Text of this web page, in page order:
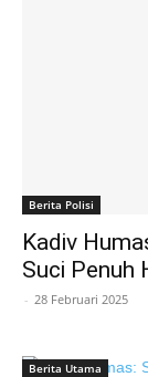
Berita Polisi
Kadiv
Suci Penuh
- 28 Februari 2025
Berita Utama